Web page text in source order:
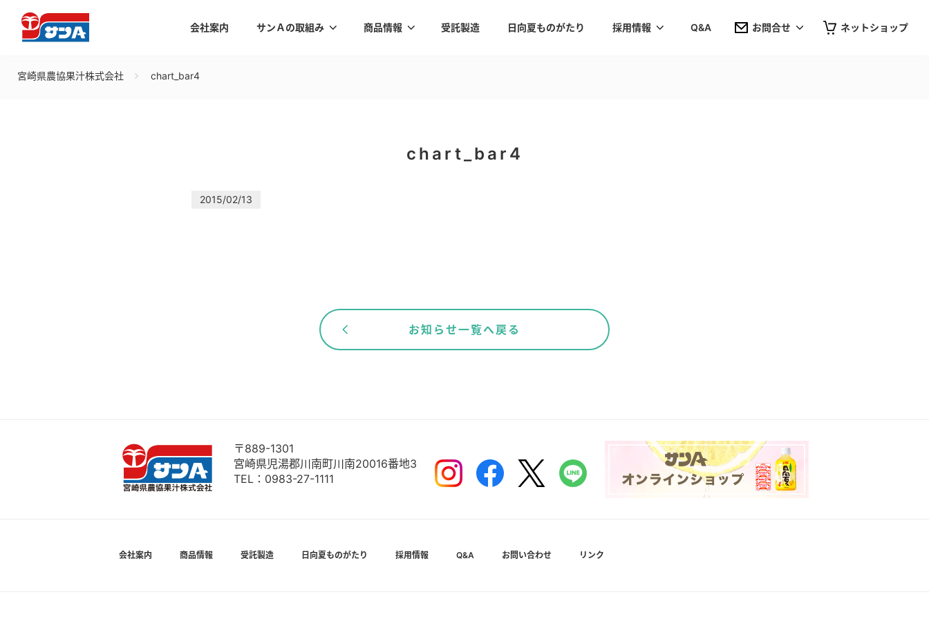
会社案内 サンＡの取組み 商品情報 受託製造 日向夏ものがたり 採用情報 Q&A お問合せ ネットショップ
宮崎県農協果汁株式会社 chart_bar4
chart_bar4
2015/02/13
お知らせ一覧へ戻る
〒889-1301
宮崎県児湯郡川南町川南20016番地3
TEL： 0983-27-1111
会社案内 商品情報 受託製造 日向夏ものがたり 採用情報 Q&A お問い合わせ リンク